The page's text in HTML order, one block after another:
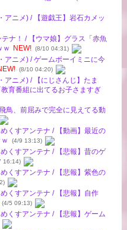
アニメ) / 【遊戯王】岩石カメッ
ナ！ / 【ウマ娘】グラス「赤魚
ｗ
NEW! (8/10 04:31)
アニメ) / ゲームボーイミニに今
(8/10 04:20)
アニメ) / 【にじさんじ】たま
育番組に出てるお子さますぎ
鳥、前屈みで完全に見えてる動
くすアンテナ / 【動画】最近の
(4/9 13:13)
くすアンテナ / 【悲報】昔のゲ
16:14)
くすアンテナ / 【悲報】紫色の
くすアンテナ / 【悲報】自作
(4/5 09:13)
くすアンテナ / 【悲報】ゲーム